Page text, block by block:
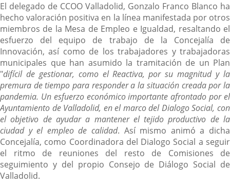
El delegado de CCOO Valladolid, Gonzalo Franco Blanco ha
hecho valoración positiva en la línea manifestada por otros
miembros de la Mesa de Empleo e Igualdad, resaltando el
esfuerzo del equipo de trabajo de la Concejalía de
Innovación, así como de los trabajadores y trabajadoras
municipales que han asumido la tramitación de un Plan
"difícil de gestionar, como el Reactiva, por su magnitud y la
premura de tiempo para responder a la situación creada por la
pandemia. Un esfuerzo económico importante afrontado por el
Ayuntamiento de Valladolid, en el marco del Dialogo Social, con
el objetivo de ayudar a mantener el tejido productivo de la
ciudad y el empleo de calidad. Así mismo animó a dicha
Concejalía, como Coordinadora del Dialogo Social a seguir
el ritmo de reuniones del resto de Comisiones de
seguimiento y del propio Consejo de Diálogo Social de
Valladolid.